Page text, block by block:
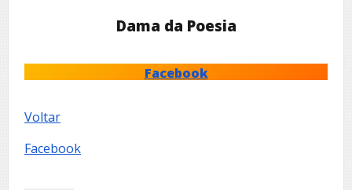
Dama da Poesia
Facebook
Voltar
Facebook